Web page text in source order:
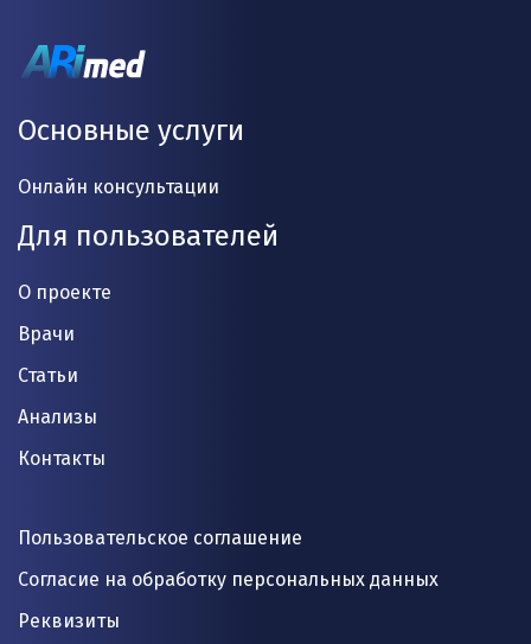
Основные услуги
Онлайн консультации
Для пользователей
О проекте
Врачи
Статьи
Анализы
Контакты
Пользовательское соглашение
Согласие на обработку персональных данных
Реквизиты